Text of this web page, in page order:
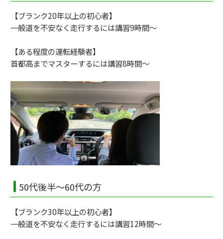
【ブランク20年以上の初心者】
一般道を不安なく走行するには講習9時間～
【ある程度の運転経験者】
首都高までマスターするには講習8時間～
50代後半～60代の方
【ブランク30年以上の初心者】
一般道を不安なく走行するには講習12時間～